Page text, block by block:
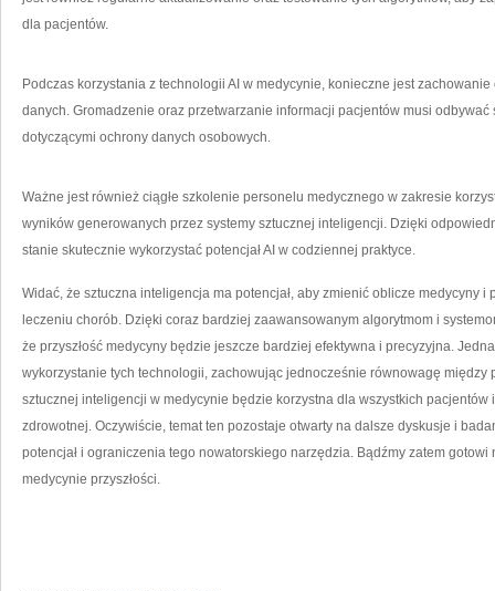
dla pacjentów.
Podczas korzystania z technologii AI w medycynie, konieczne jest
danych. ⁣Gromadzenie ⁢oraz przetwarzanie informacji pacjentów musi
dotyczącymi ochrony danych osobowych.
Ważne jest również ciągłe szkolenie personelu medycznego w zakresie
wyników generowanych przez systemy sztucznej inteligencji. Dzięki
stanie skutecznie wykorzystać potencjał AI w codziennej praktyce.
Widać, ⁤że sztuczna inteligencja ma ⁤potencjał, aby‍ zmienić oblicze medycyny
leczeniu⁢ chorób. ​Dzięki‌ coraz bardziej zaawansowanym algorytmom i
że przyszłość medycyny będzie jeszcze bardziej efektywna i precyzyjna.
wykorzystanie tych technologii, zachowując jednocześnie równowagę między
sztucznej inteligencji w medycynie będzie korzystna dla wszystkich
zdrowotnej. ⁢Oczywiście, temat‍ ten pozostaje⁤ otwarty na​ dalsze⁣ dyskusje i
‌potencjał i ograniczenia tego nowatorskiego ⁤narzędzia. Bądźmy zatem
medycynie przyszłości.